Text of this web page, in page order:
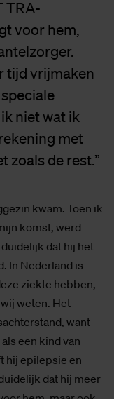
TRA-
voor hem,
tijd vrijmaken
niet wat ik
met
zoals de rest.”
kwam. Toen ik
komst, werd
dat hij het
In Nederland is
ziekte hebben,
weten. Het
want
een kind van
hij epilepsie en
dat hij meer